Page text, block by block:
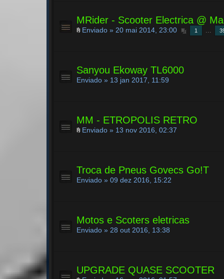
MRider - Scooter Electrica @
1
Enviado » 20 mai 2014, 23:00
Sanyou Ekoway TL6000
Enviado » 13 jan 2017, 11:59
MM - ETROPOLIS RETRO
Enviado » 13 nov 2016, 02:37
Troca de Pneus Govecs Go!T
Enviado » 09 dez 2016, 15:22
Motos e Scoters eletricas
Enviado » 28 out 2016, 13:38
UPGRADE QUASE SCOOTER